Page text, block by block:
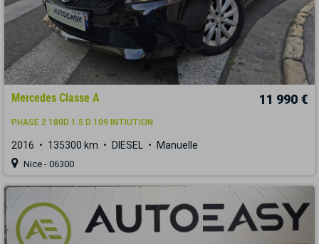
Mercedes Classe A 11 990 €
PHASE 2 180D 1.5 D 109 INTIUTION
2016 135300 km DIESEL Manuelle
Nice - 06300